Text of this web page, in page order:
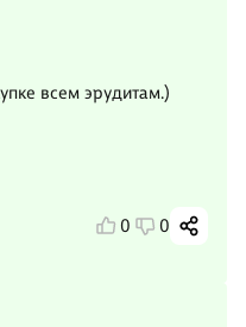
всем эрудитам.)
0 0